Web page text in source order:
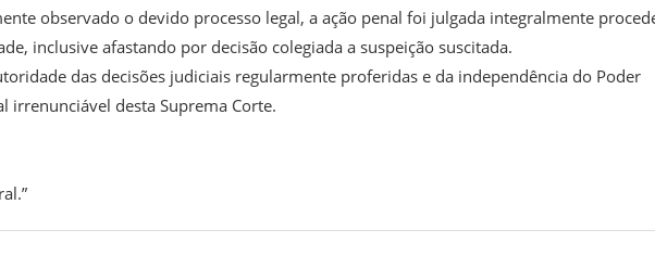
observado o devido processo legal, a ação penal foi julgada integralmente
inclusive afastando por decisão colegiada a suspeição suscitada.
das decisões judiciais regularmente proferidas e da independência do Poder
irrenunciável desta Suprema Corte.